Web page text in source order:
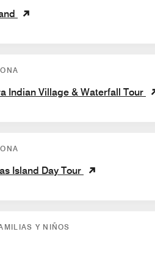
Indian Village & Waterfall Tour
Island Day Tour
Y NIÑOS